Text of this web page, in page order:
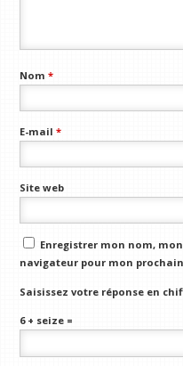
Nom*
E-mail*
Site web
Enregistrer mon nom,
navigateur pour mon
Saisissez votre réponse en
6 + seize =